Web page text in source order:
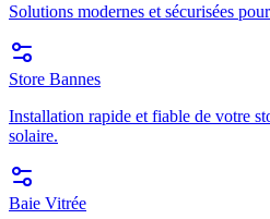
Solutions modernes et sécurisées
Store Bannes
Installation rapide et fiable de votre
solaire.
Baie Vitrée